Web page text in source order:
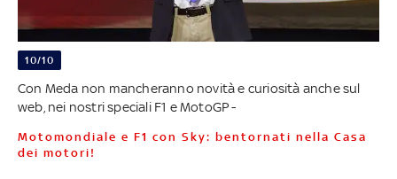
10/10
Con Meda non mancheranno novità e curiosità anche sul
web, nei nostri speciali F1 e MotoGP -
Motomondiale e F1 con Sky: bentornati nella Casa
dei motori!